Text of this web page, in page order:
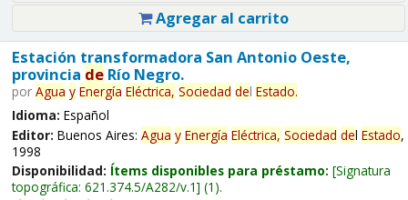
Agregar al carrito
Estación transformadora San Antonio Oeste,
provincia deRío Negro.
por Agua y Energía Eléctrica, Sociedad del Estado.
Idioma: Español
Editor: Buenos Aires: Agua y Energía Eléctrica, Sociedad del Estado,
1998
Disponibilidad: Ítems disponibles para préstamo: Signatura
topográfica: 621.374.5/A282/v.1 (1).